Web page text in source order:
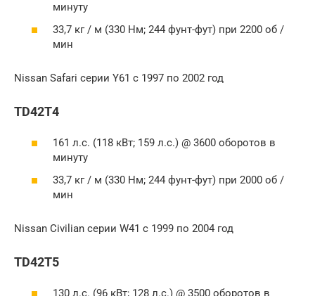
минуту
33,7 кг / м (330 Нм; 244 фунт-фут) при 2200 об /
мин
Nissan Safari серии Y61 с 1997 по 2002 год
TD42T4
161 л.с. (118 кВт; 159 л.с.) @ 3600 оборотов в
минуту
33,7 кг / м (330 Нм; 244 фунт-фут) при 2000 об /
мин
Nissan Civilian серии W41 с 1999 по 2004 год
TD42T5
130 л.с. (96 кВт; 128 л.с.) @ 3500 оборотов в